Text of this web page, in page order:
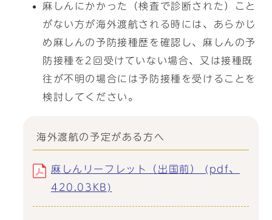
麻しんにかかった（検査で診断された）こと
がない方が海外渡航される時には、あらかじ
め麻しんの予防接種歴を確認し、麻しんの予
防接種を2回受けていない場合、又は接種既
往が不明の場合には予防接種を受けることを
検討してください。
海外渡航の予定がある方へ
麻しんリーフレット（出国前） (pdf、
420.03KB)